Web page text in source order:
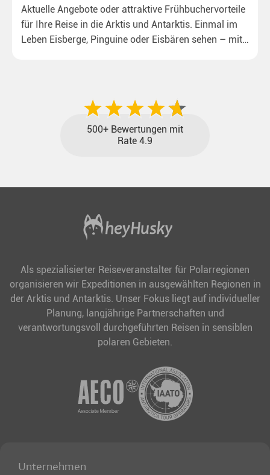
Aktuelle Angebote oder attraktive Frühbuchervorteile
für Ihre Reise in die Arktis und Antarktis. Einmal im
Leben Eisberge, Pinguine oder Eisbären sehen – mit
500+ Bewertungen mit
Rate 4.9
Als spezialisierter Reiseveranstalter für Polarregionen
organisieren wir Expeditionen in ausgewählten Regionen in
der Arktis und Antarktis. Unser Fokus liegt auf individueller
Planung, langjährige Partnerschaften und
verantwortungsvoll durchgeführten Reisen in sensiblen
polaren Gebieten.
Unternehmen